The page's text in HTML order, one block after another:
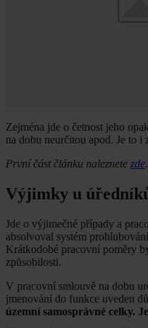
Zejména jde o četnost jeho
na dobu neurčitou apod. Je to
První část článku naleznete zde.
Výjimky u
Jde o výjimečné případy a
absolvoval systém
Krátkodobé pracovní poměry
způsobilosti.
V pracovní smlouvě na dobu
jmenování do funkce uveden
územní samosprávné celky.